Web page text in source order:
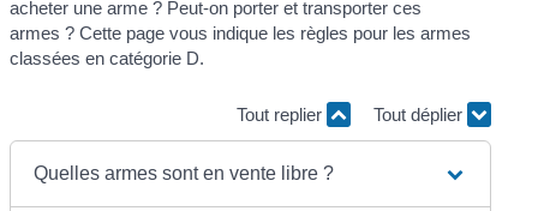
acheter une arme ? Peut-on porter et transporter ces
armes ? Cette page vous indique les règles pour les armes
classées en catégorie D.
Tout replier Tout déplier
Quelles armes sont en vente libre ?